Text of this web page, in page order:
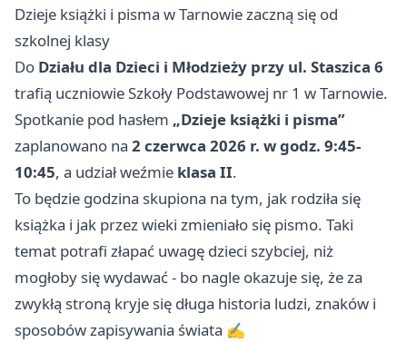
Dzieje książki i pisma w Tarnowie zaczną się od
szkolnej klasy
Do Działu dla Dzieci i Młodzieży przy ul. Staszica 6
trafią uczniowie Szkoły Podstawowej nr 1 w Tarnowie.
Spotkanie pod hasłem „Dzieje książki i pisma”
zaplanowano na 2 czerwca 2026 r. w godz. 9:45-
10:45, a udział weźmie klasa II.
To będzie godzina skupiona na tym, jak rodziła się
książka i jak przez wieki zmieniało się pismo. Taki
temat potrafi złapać uwagę dzieci szybciej, niż
mogłoby się wydawać - bo nagle okazuje się, że za
zwykłą stroną kryje się długa historia ludzi, znaków i
sposobów zapisywania świata ✍️